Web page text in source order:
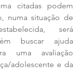
citadas podem
numa situação de
será
buscar ajuda
uma avaliação
adolescente e da